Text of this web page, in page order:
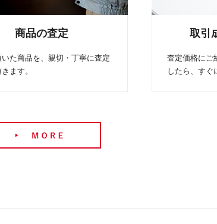
商品の査定
いた商品を、親切・丁寧に査定
ます。
取引
査定価格にご
したら、すぐ